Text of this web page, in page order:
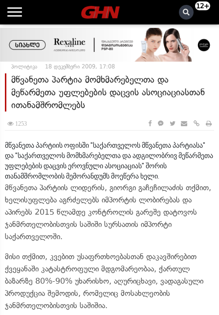
12+
პოლიტიკა 18 დეკემბერი 2009, 17:08
მწვანეთა პარტია მომხმარებელთა და
მეწარმეთა უფლებების დაცვის ასოციაციასთან
ითანამშრომლებს
1253
მწვანეთა პარტიის ოფისში "საქართველოს მწვანეთა პარტიასა"
და "საქართველოს მომხმარებელთა და ადგილობრივ მეწარმეთა
უფლებების დაცვის ეროვნული ასოციაციას" შორის
თანამშრომლობის მემორანდუმს მოეწერა ხელი.
მწვანეთა პარტიის ლიდერის, გიორგი გაჩეჩილაძის თქმით,
ხელისუფლება აგრძელებს იმპორტის ლობირებას და
აპირებს 2015 წლამდე კონტროლის გარეშე დატოვოს
ჯანმრთელობისთვის საშიში სურსათის იმპორტი
საქართველოში.
მისი თქმით, კვებით უსაფრთხოებასთან დაკავშირებით
ქვეყანაში კატასტროფული მდგომარეობაა, ქართულ
ბაზარზე 80%-90% უხარისხო, აღურიცხავი, ვადაგასული
პროდუქცია შემოდის, რომელიც მოსახლეობის
ჯანმრთელობისთვის საშიშია.